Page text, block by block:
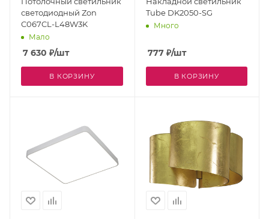
светодиодный Zon
C067CL-L48W3K
Мало
7 630 ₽/шт
В КОРЗИНУ
Tube DK2050-SG
Много
777₽/шт
В КОРЗИНУ